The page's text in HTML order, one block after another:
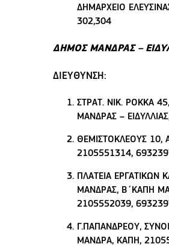
ΔΗΜΑΡΧΕΙΟ
302,304
ΔΗΜΟΣ ΜΑΝΔΡΑΣ –
ΔΙΕΥΘΥΝΣΗ:
ΣΤΡΑΤ. ΝΙΚ. ΡΟΚΚΑ
ΜΑΝΔΡΑΣ –
ΘΕΜΙΣΤΟΚΛΕΟΥΣ 10,
2105551314,
ΠΛΑΤΕΙΑ ΕΡΓΑΤΙΚΩΝ
ΜΑΝΔΡΑΣ, Β΄ΚΑΠΗ
2105552039,
Γ.ΠΑΠΑΝΔΡΕΟΥ,
ΜΑΝΔΡΑ, ΚΑΠΗ,